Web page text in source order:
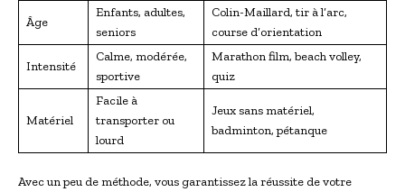
Âge
Enfants, adultes,
seniors
Colin-Maillard, tir à l’arc,
course d’orientation
Intensité
Calme, modérée,
sportive
Marathon film, beach volley,
quiz
Matériel
Facile à
transporter ou
lourd
Jeux sans matériel,
badminton, pétanque
Avec un peu de méthode, vous garantissez la réussite de votre